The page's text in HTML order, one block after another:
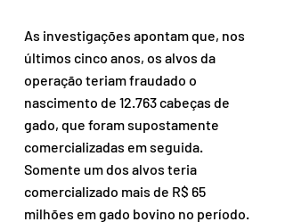
As investigações apontam que, nos
últimos cinco anos, os alvos da
operação teriam fraudado o
nascimento de 12.763 cabeças de
gado, que foram supostamente
comercializadas em seguida.
Somente um dos alvos teria
comercializado mais de R$ 65
milhões em gado bovino no período.